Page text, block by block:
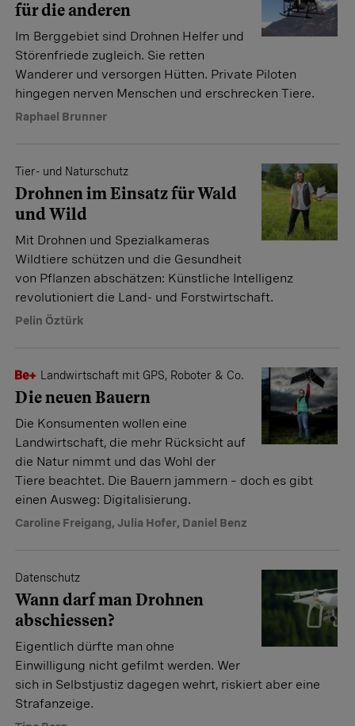
für die anderen
Im Berggebiet sind Drohnen Helfer und
Störenfriede zugleich. Sie retten
Wanderer und versorgen Hütten. Private Piloten
hingegen nerven Menschen und erschrecken Tiere.
Raphael Brunner
Tier- und Naturschutz
Drohnen im Einsatz für Wald
und Wild
Mit Drohnen und Spezialkameras
Wildtiere schützen und die Gesundheit
von Pflanzen abschätzen: Künstliche Intelligenz
revolutioniert die Land- und Forstwirtschaft.
Pelin Öztürk
Landwirtschaft mit GPS, Roboter & Co.
Die neuen Bauern
Die Konsumenten wollen eine
Landwirtschaft, die mehr Rücksicht auf
die Natur nimmt und das Wohl der
Tiere beachtet. Die Bauern jammern – doch es gibt
einen Ausweg: Digitalisierung.
Caroline Freigang, Julia Hofer, Daniel Benz
Datenschutz
Wann darf man Drohnen
abschiessen?
Eigentlich dürfte man ohne
Einwilligung nicht gefilmt werden. Wer
sich in Selbstjustiz dagegen wehrt, riskiert aber eine
Strafanzeige.